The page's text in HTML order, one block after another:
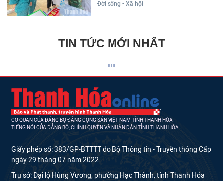
Đời sống - Xã hội
TIN TỨC MỚI NHẤT
CƠ QUAN CỦA ĐẢNG BỘ ĐẢNG CỘNG SẢN VIỆT NAM TỈNH THANH HÓA
TIẾNG NÓI CỦA ĐẢNG BỘ, CHÍNH QUYỀN VÀ NHÂN DÂN TỈNH THANH HÓA
Giấy phép số: 383/GP-BTTTT do Bộ Thông tin - Truyền thông Cấp
ngày 29 tháng 07 năm 2022.
Trụ sở: Đại lộ Hùng Vương, phường Hạc Thành, tỉnh Thanh Hóa